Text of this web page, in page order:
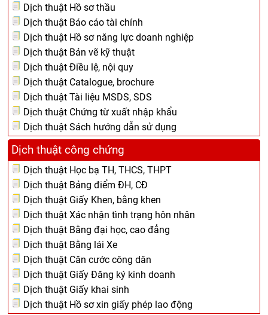
Dịch thuật Hồ sơ thầu
Dịch thuật Báo cáo tài chính
Dịch thuật Hồ sơ năng lực doanh nghiệp
Dịch thuật Bản vẽ kỹ thuật
Dịch thuật Điều lệ, nội quy
Dịch thuật Catalogue, brochure
Dịch thuật Tài liệu MSDS, SDS
Dịch thuật Chứng từ xuất nhập khẩu
Dịch thuật Sách hướng dẫn sử dụng
Dịch thuật công chứng
Dịch thuật Học bạ TH, THCS, THPT
Dịch thuật Bảng điểm ĐH, CĐ
Dịch thuật Giấy Khen, bằng khen
Dịch thuật Xác nhận tình trạng hôn nhân
Dịch thuật Bằng đại học, cao đẳng
Dịch thuật Bằng lái Xe
Dịch thuật Căn cước công dân
Dịch thuật Giấy Đăng ký kinh doanh
Dịch thuật Giấy khai sinh
Dịch thuật Hồ sơ xin giấy phép lao động